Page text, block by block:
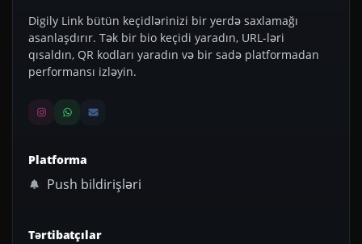
Digily Link bütün keçidlərinizi bir yerdə saxlamağı
asanlaşdırır. Tək bir bio keçidi yaradın, URL-ləri
qısaldın, QR kodları yaradın və bir sadə platformadan
performansı izləyin.
Platforma
Push bildirişləri
Tərtibatçılar